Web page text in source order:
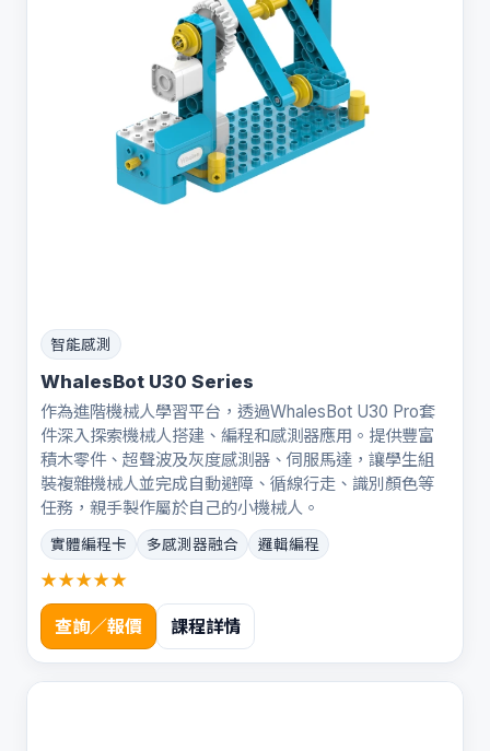
智能感測
WhalesBot U30 Series
作為進階機械人學習平台，透過WhalesBot U30 Pro套
件深入探索機械人搭建、編程和感測器應用。提供豐富
積木零件、超聲波及灰度感測器、伺服馬達，讓學生組
裝複雜機械人並完成自動避障、循線行走、識別顏色等
任務，親手製作屬於自己的小機械人。
實體編程卡 多感測器融合 邏輯編程
★★★★★
查詢／報價 課程詳情